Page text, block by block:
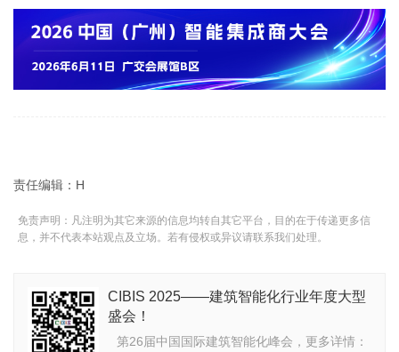
责任编辑：H
免责声明：凡注明为其它来源的信息均转自其它平台，目的在于传递更多信
息，并不代表本站观点及立场。若有侵权或异议请联系我们处理。
CIBIS 2025——建筑智能化行业年度大型
盛会！
第26届中国国际建筑智能化峰会，更多详情：